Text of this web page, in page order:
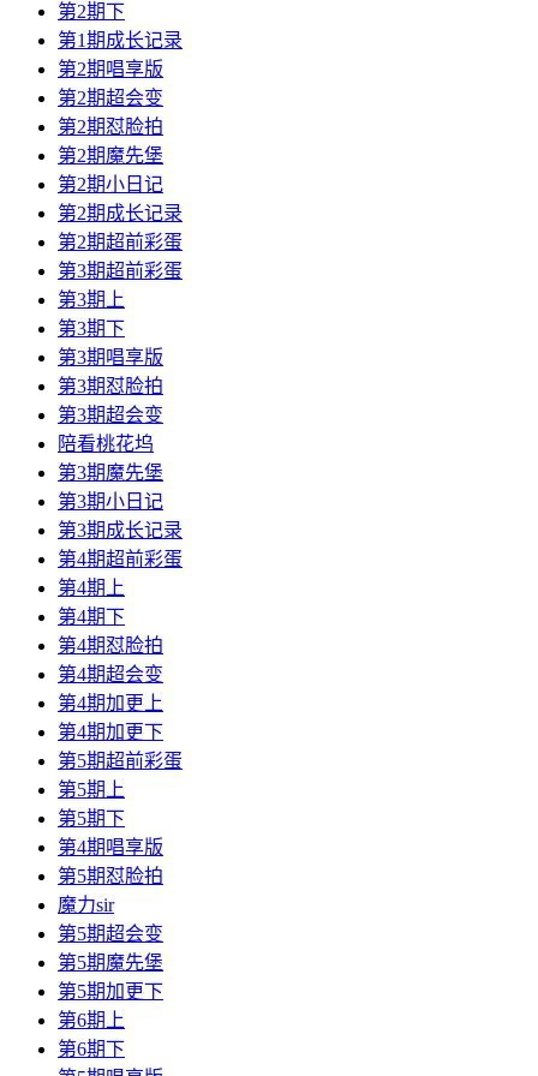
第2期下
第1期成长记录
第2期唱享版
第2期超会变
第2期怼脸拍
第2期魔先堡
第2期小日记
第2期成长记录
第2期超前彩蛋
第3期超前彩蛋
第3期上
第3期下
第3期唱享版
第3期怼脸拍
第3期超会变
陪看桃花坞
第3期魔先堡
第3期小日记
第3期成长记录
第4期超前彩蛋
第4期上
第4期下
第4期怼脸拍
第4期超会变
第4期加更上
第4期加更下
第5期超前彩蛋
第5期上
第5期下
第4期唱享版
第5期怼脸拍
魔力sir
第5期超会变
第5期魔先堡
第5期加更下
第6期上
第6期下